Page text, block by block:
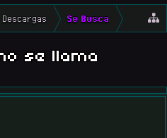
Se Busca
se llama